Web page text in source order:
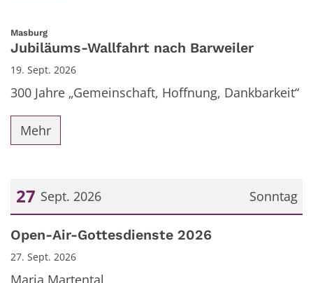
Masburg:
Jubiläums-Wallfahrt nach Barweiler
19. Sept. 2026
300 Jahre „Gemeinschaft, Hoffnung, Dankbarkeit“
Mehr
Sonntag
27 Sept. 2026
Datum: 27. September 2026
Open-Air-Gottesdienste 2026
27. Sept. 2026
Maria Martental